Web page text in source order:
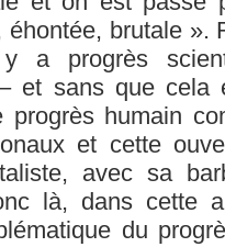
éhontée, brutale ».
a progrès
et sans que cela
progrès humain
et cette
avec sa
là, dans cette
du